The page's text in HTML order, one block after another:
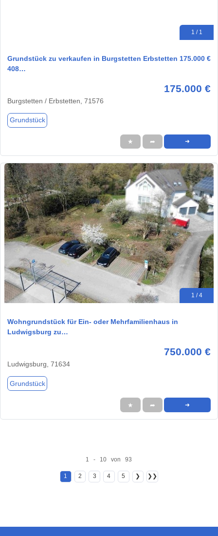
1 / 1
Grundstück zu verkaufen in Burgstetten Erbstetten 175.000 €
408…
175.000 €
Burgstetten / Erbstetten, 71576
Grundstück
★ ➦ ➜
1 / 4
Wohngrundstück für Ein- oder Mehrfamilienhaus in
Ludwigsburg zu…
750.000 €
Ludwigsburg, 71634
Grundstück
★ ➦ ➜
1 - 10 von 93
1 2 3 4 5 ❯ ❯❯